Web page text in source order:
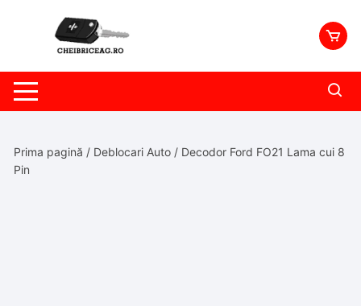
Prima pagină / Deblocari Auto / Decodor Ford FO21 Lama cui 8
Pin